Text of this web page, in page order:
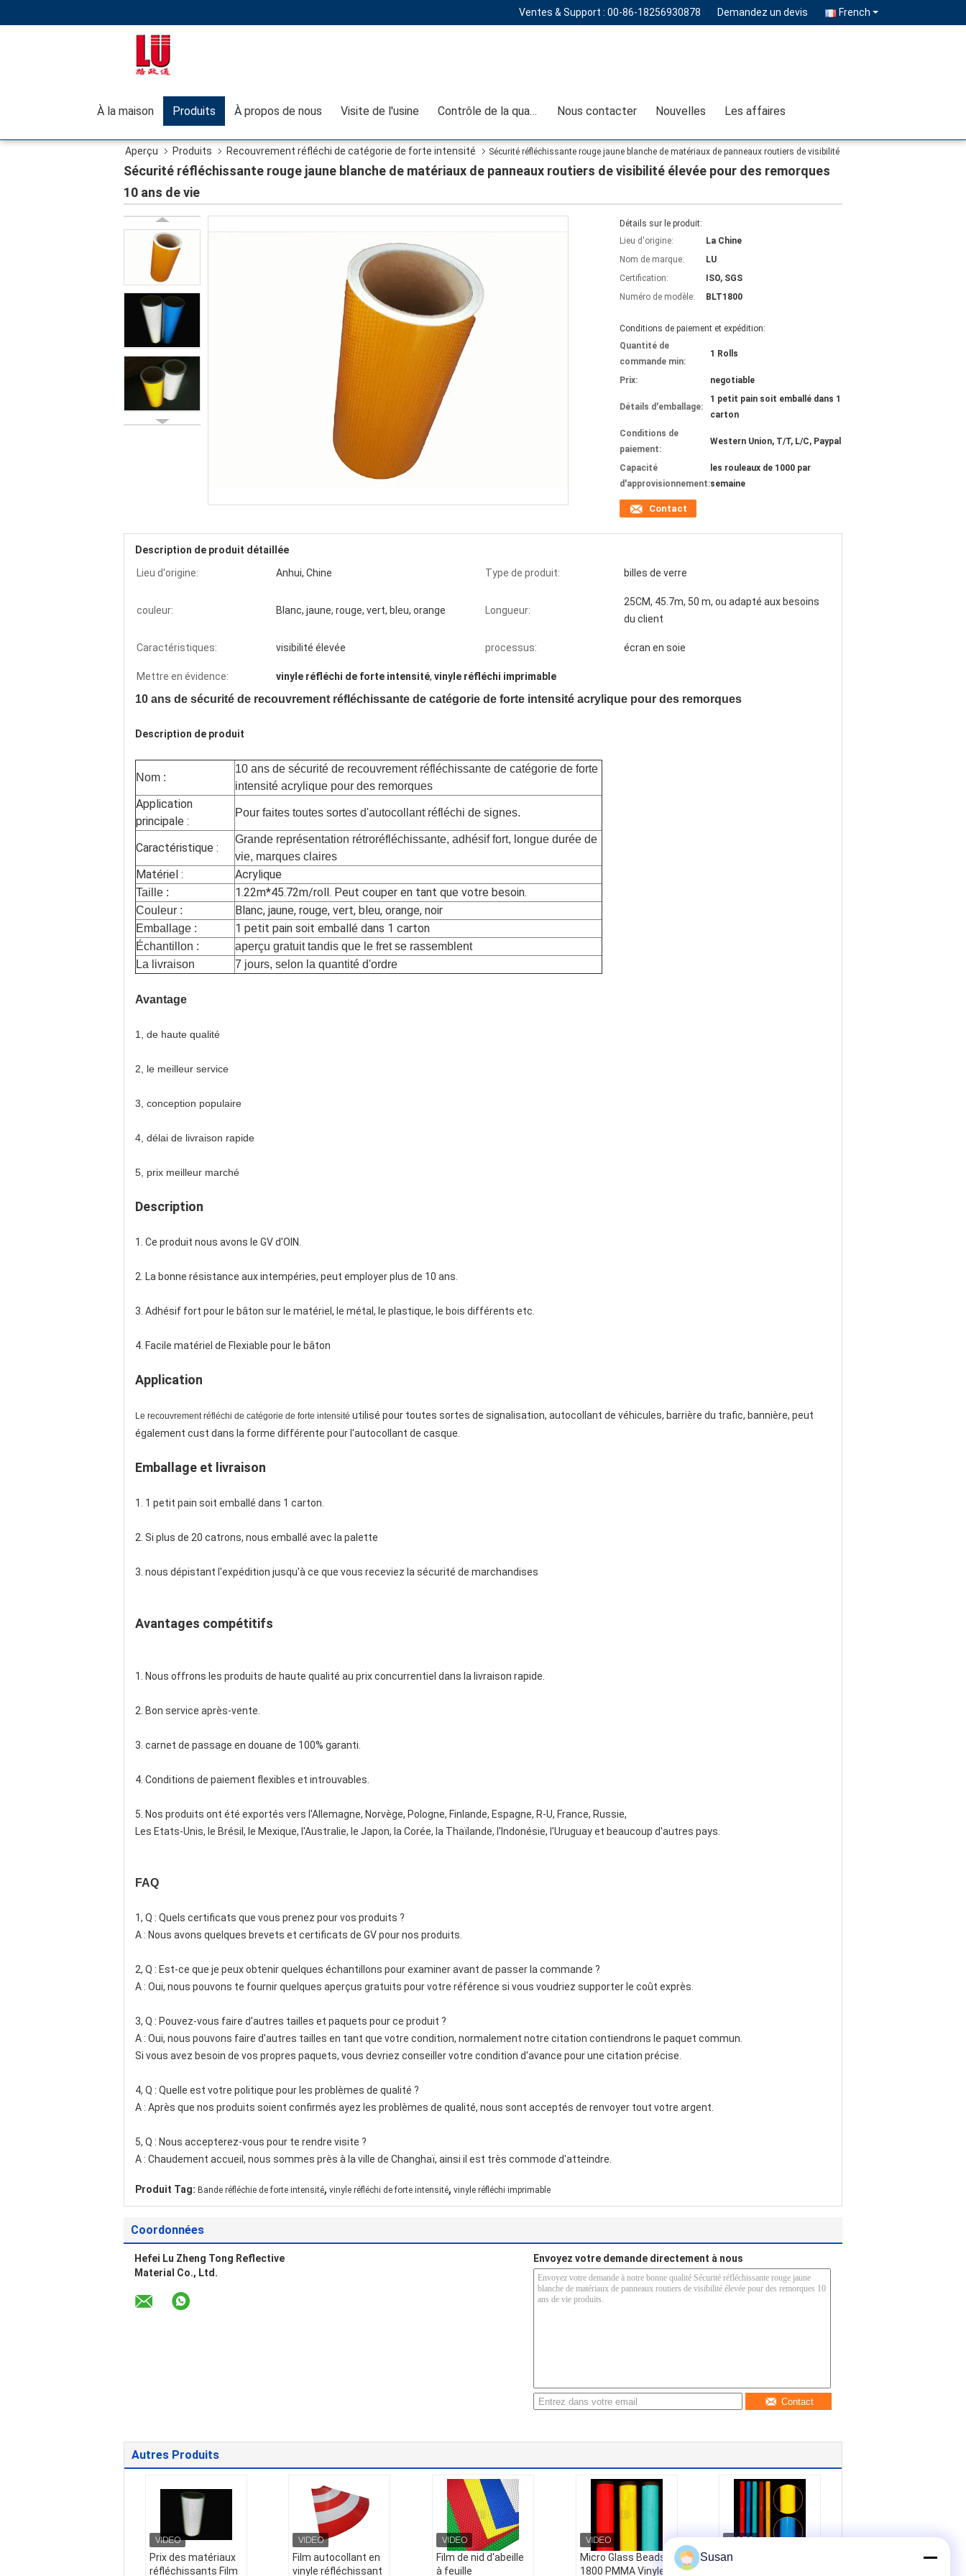
Ventes & Support : 00-86-18256930878 Demandez un devis French
À la maison Produits À propos de nous Visite de l'usine Contrôle de la qualité Nous contacter Nouvelles Les affaires
Aperçu Produits Recouvrement réfléchi de catégorie de forte intensité
Sécurité réfléchissante rouge jaune blanche de matériaux de panneaux routiers de visibilité
élevée pour des remorques 10 ans de vie
Sécurité réfléchissante rouge jaune blanche de matériaux de panneaux routiers de visibilité élevée pour des remorques
10 ans de vie
Détails sur le produit:
Lieu d'origine:
La Chine
Nom de marque:
LU
Certification:
ISO, SGS
Numéro de modèle:
BLT1800
Conditions de paiement et expédition:
Quantité de
commande min:
1 Rolls
Prix: negotiable
Détails d'emballage:
1 petit pain soit emballé dans 1
carton
Conditions de
paiement:
Western Union, T/T, L/C, Paypal
Capacité
d'approvisionnement:
les rouleaux de 1000 par
semaine
Contact
Description de produit détaillée
Lieu d'origine:
Anhui, Chine Type de produit: billes de verre
couleur: Blanc, jaune, rouge, vert, bleu, orange Longueur:
25CM, 45.7m, 50 m, ou adapté aux besoins
du client
Caractéristiques: visibilité élevée processus: écran en soie
Mettre en évidence: vinyle réfléchi de forte intensité, vinyle réfléchi imprimable
10 ans de sécurité de recouvrement réfléchissante de catégorie de forte intensité acrylique pour des remorques
Description de produit
Nom :
10 ans de sécurité de recouvrement réfléchissante de catégorie de forte
intensité acrylique pour des remorques
Application
principale :
Pour faites toutes sortes d'autocollant réfléchi de signes.
Caractéristique :
Grande représentation rétroréfléchissante, adhésif fort, longue durée de
vie, marques claires
Matériel : Acrylique
Taille : 1.22m*45.72m/roll. Peut couper en tant que votre besoin.
Couleur : Blanc, jaune, rouge, vert, bleu, orange, noir
Emballage : 1 petit pain soit emballé dans 1 carton
Échantillon :
aperçu gratuit tandis que le fret se rassemblent
La livraison
7 jours, selon la quantité d'ordre
Avantage
1, de haute qualité
2, le meilleur service
3, conception populaire
4, délai de livraison rapide
5, prix meilleur marché
Description
1. Ce produit nous avons le GV d'OIN.
2. La bonne résistance aux intempéries, peut employer plus de 10 ans.
3. Adhésif fort pour le bâton sur le matériel, le métal, le plastique, le bois différents etc.
4. Facile matériel de Flexiable pour le bâton
Application
Le recouvrement réfléchi de catégorie de forte intensité utilisé pour toutes sortes de signalisation, autocollant de véhicules, barrière du trafic, bannière, peut
également cust dans la forme différente pour l'autocollant de casque.
Emballage et livraison
1. 1 petit pain soit emballé dans 1 carton.
2. Si plus de 20 catrons, nous emballé avec la palette
3. nous dépistant l'expédition jusqu'à ce que vous receviez la sécurité de marchandises
Avantages compétitifs
1. Nous offrons les produits de haute qualité au prix concurrentiel dans la livraison rapide.
2. Bon service après-vente.
3. carnet de passage en douane de 100% garanti.
4. Conditions de paiement flexibles et introuvables.
5. Nos produits ont été exportés vers l'Allemagne, Norvège, Pologne, Finlande, Espagne, R-U, France, Russie,
Les Etats-Unis, le Brésil, le Mexique, l'Australie, le Japon, la Corée, la Thaïlande, l'Indonésie, l'Uruguay et beaucoup d'autres pays.
FAQ
1, Q : Quels certificats que vous prenez pour vos produits ?
A : Nous avons quelques brevets et certificats de GV pour nos produits.
2, Q : Est-ce que je peux obtenir quelques échantillons pour examiner avant de passer la commande ?
A : Oui, nous pouvons te fournir quelques aperçus gratuits pour votre référence si vous voudriez supporter le coût exprès.
3, Q : Pouvez-vous faire d'autres tailles et paquets pour ce produit ?
A : Oui, nous pouvons faire d'autres tailles en tant que votre condition, normalement notre citation contiendrons le paquet commun.
Si vous avez besoin de vos propres paquets, vous devriez conseiller votre condition d'avance pour une citation précise.
4, Q : Quelle est votre politique pour les problèmes de qualité ?
A : Après que nos produits soient confirmés ayez les problèmes de qualité, nous sont acceptés de renvoyer tout votre argent.
5, Q : Nous accepterez-vous pour te rendre visite ?
A : Chaudement accueil, nous sommes près à la ville de Changhaï, ainsi il est très commode d'atteindre.
Produit Tag: Bande réfléchie de forte intensité, vinyle réfléchi de forte intensité, vinyle réfléchi imprimable
Coordonnées
Hefei Lu Zheng Tong Reflective
Material Co., Ltd.
Envoyez votre demande directement à nous
Contact
Autres Produits
Prix ​​des matériaux
réfléchissants Film
Film autocollant en
vinyle réfléchissant
Film de nid d'abeille
à feuille
Micro Glass Beads
1800 PMMA Vinyle
Le type ASTM III
Susan